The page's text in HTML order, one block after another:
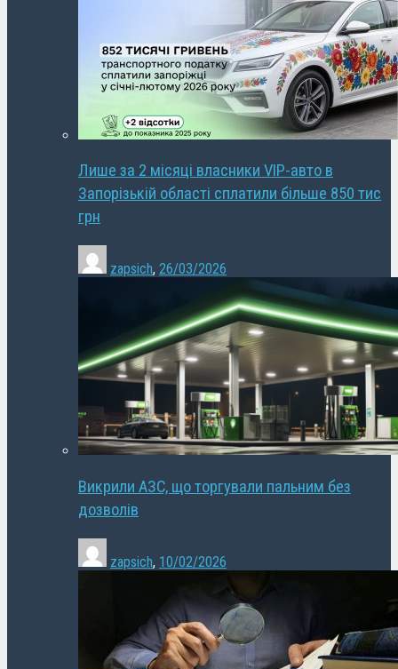
Лише за 2 місяці власники VIP-авто в
Запорізькій області сплатили більше 850 тис
грн
zapsich, 26/03/2026
Викрили АЗС, що торгували пальним без
дозволів
zapsich, 10/02/2026